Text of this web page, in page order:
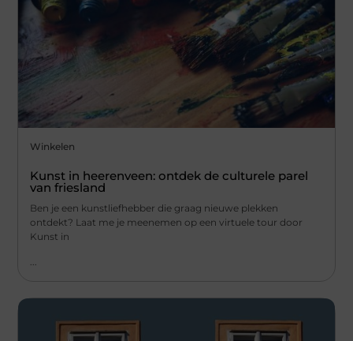
Winkelen
Kunst in heerenveen: ontdek de culturele parel
van friesland
Ben je een kunstliefhebber die graag nieuwe plekken
ontdekt? Laat me je meenemen op een virtuele tour door
Kunst in
...